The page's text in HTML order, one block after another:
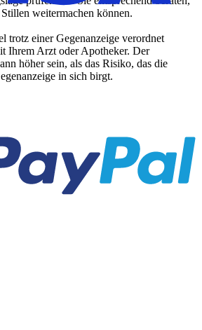
weitermachen können.
trotz einer Gegenanzeige verordnet
Ihrem Arzt oder Apotheker. Der
höher sein, als das Risiko, das die
in sich birgt.